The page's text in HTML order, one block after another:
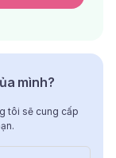
mình?
tôi sẽ cung cấp